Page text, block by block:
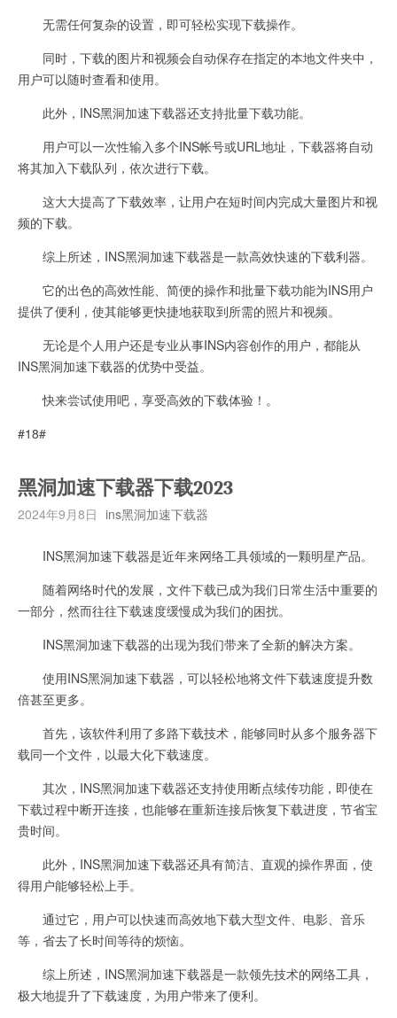
无需任何复杂的设置，即可轻松实现下载操作。
同时，下载的图片和视频会自动保存在指定的本地文件夹中，
用户可以随时查看和使用。
此外，INS黑洞加速下载器还支持批量下载功能。
用户可以一次性输入多个INS帐号或URL地址，下载器将自动
将其加入下载队列，依次进行下载。
这大大提高了下载效率，让用户在短时间内完成大量图片和视
频的下载。
综上所述，INS黑洞加速下载器是一款高效快速的下载利器。
它的出色的高效性能、简便的操作和批量下载功能为INS用户
提供了便利，使其能够更快捷地获取到所需的照片和视频。
无论是个人用户还是专业从事INS内容创作的用户，都能从
INS黑洞加速下载器的优势中受益。
快来尝试使用吧，享受高效的下载体验！。
#18#
黑洞加速下载器下载2023
2024年9月8日 ins黑洞加速下载器
INS黑洞加速下载器是近年来网络工具领域的一颗明星产品。
随着网络时代的发展，文件下载已成为我们日常生活中重要的
一部分，然而往往下载速度缓慢成为我们的困扰。
INS黑洞加速下载器的出现为我们带来了全新的解决方案。
使用INS黑洞加速下载器，可以轻松地将文件下载速度提升数
倍甚至更多。
首先，该软件利用了多路下载技术，能够同时从多个服务器下
载同一个文件，以最大化下载速度。
其次，INS黑洞加速下载器还支持使用断点续传功能，即使在
下载过程中断开连接，也能够在重新连接后恢复下载进度，节省宝
贵时间。
此外，INS黑洞加速下载器还具有简洁、直观的操作界面，使
得用户能够轻松上手。
通过它，用户可以快速而高效地下载大型文件、电影、音乐
等，省去了长时间等待的烦恼。
综上所述，INS黑洞加速下载器是一款领先技术的网络工具，
极大地提升了下载速度，为用户带来了便利。